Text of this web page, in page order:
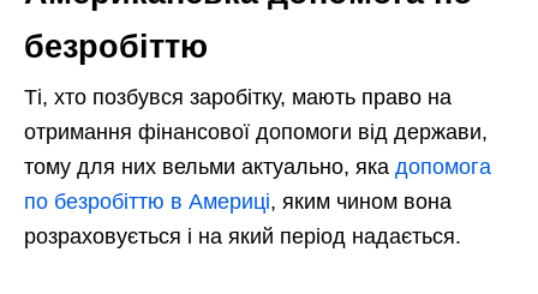
безробіттю
Ті, хто позбувся заробітку, мають право на
отримання фінансової допомоги від держави,
тому для них вельми актуально, яка допомога
по безробіттю в Америці, яким чином вона
розраховується і на який період надається.